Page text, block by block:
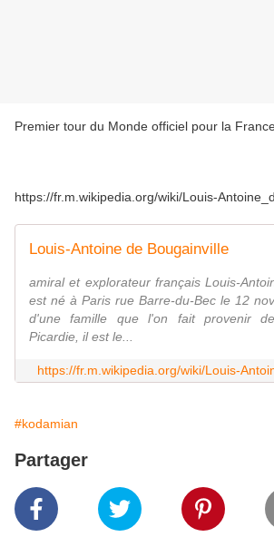
Premier tour du Monde officiel pour la
https://fr.m.wikipedia.org/wiki/Louis-
Louis-Antoine de Bougainville
amiral et explorateur français Louis-
est né à Paris rue Barre-du-Bec le 12
d'une famille que l'on fait provenir
Picardie, il est le...
https://fr.m.wikipedia.org/wiki/Louis-
#kodamian
Partager